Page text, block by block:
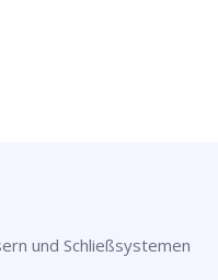
und Schließsystemen